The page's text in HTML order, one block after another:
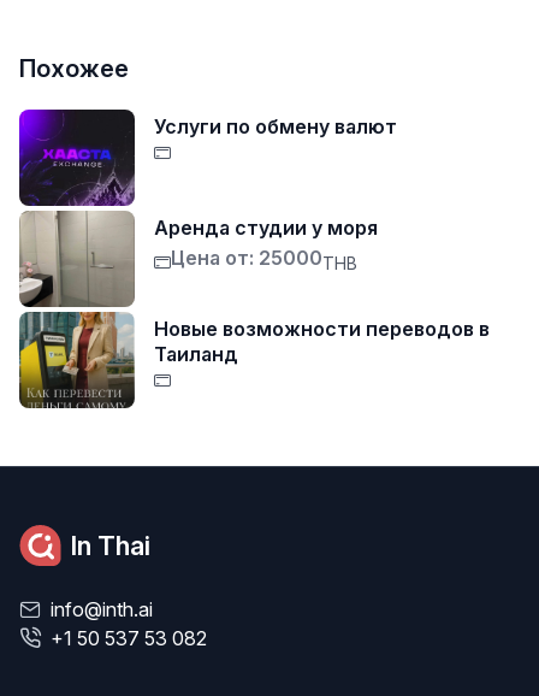
Похожее
Услуги по обмену валют
Аренда студии у моря
Цена от: 25000THB
Новые возможности переводов в
Таиланд
In Thai
info@inth.ai
+1 50 537 53 082